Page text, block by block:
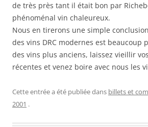
de très près tant il était bon par
phénoménal vin chaleureux.
Nous en tirerons une simple
des vins DRC modernes est beaucoup
des vins plus anciens, laissez vieillir
récentes et venez boire avec nous les
Cette entrée a été publiée dans billets et
2001 .